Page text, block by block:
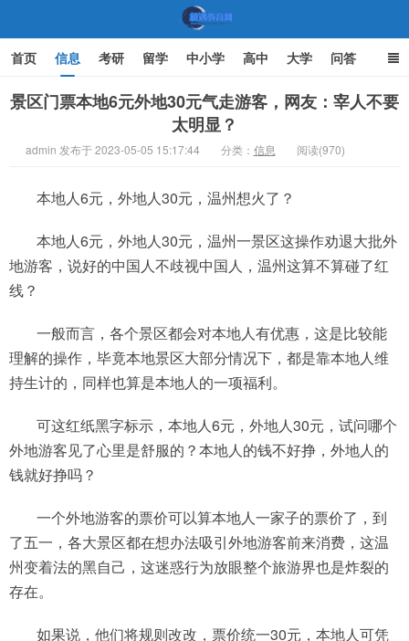
机遇教育网
首页 信息 考研 留学 中小学 高中 大学 问答
文化 家庭教育
景区门票本地6元外地30元气走游客，网友：宰人不要
太明显？
admin 发布于 2023-05-05 15:17:44 分类： 信息 阅读(970)
本地人6元，外地人30元，温州想火了？
本地人6元，外地人30元，温州一景区这操作劝退大批外
地游客，说好的中国人不歧视中国人，温州这算不算碰了红
线？
一般而言，各个景区都会对本地人有优惠，这是比较能
理解的操作，毕竟本地景区大部分情况下，都是靠本地人维
持生计的，同样也算是本地人的一项福利。
可这红纸黑字标示，本地人6元，外地人30元，试问哪个
外地游客见了心里是舒服的？本地人的钱不好挣，外地人的
钱就好挣吗？
一个外地游客的票价可以算本地人一家子的票价了，到
了五一，各大景区都在想办法吸引外地游客前来消费，这温
州变着法的黑自己，这迷惑行为放眼整个旅游界也是炸裂的
存在。
如果说，他们将规则改改，票价统一30元，本地人可凭